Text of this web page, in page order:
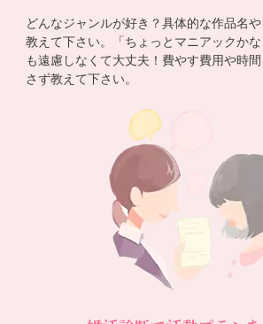
どんなジャンルが好き？具体的な作品名
教えて下さい。「ちょっとマニアックか
も遠慮しなくて大丈夫！費やす費用や時
さず教えて下さい。